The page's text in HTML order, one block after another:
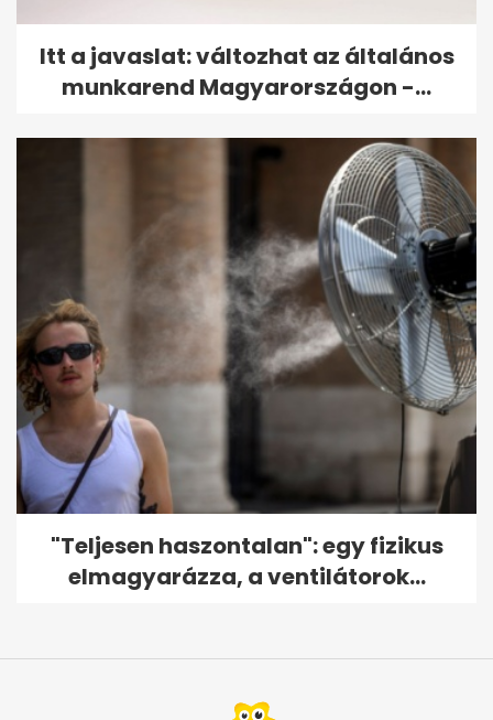
Itt a javaslat: változhat az általános
munkarend Magyarországon -...
"Teljesen haszontalan": egy fizikus
elmagyarázza, a ventilátorok...